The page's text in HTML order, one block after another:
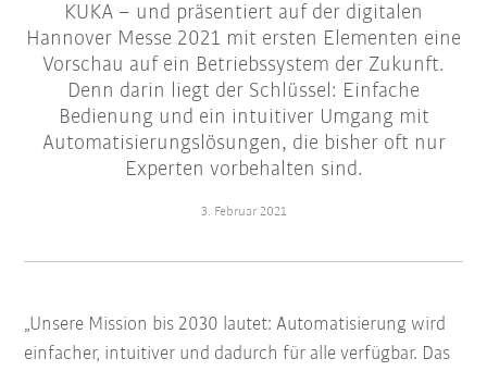
KUKA – und präsentiert auf der digitalen
Hannover Messe 2021 mit ersten Elementen eine
Vorschau auf ein Betriebssystem der Zukunft.
Denn darin liegt der Schlüssel: Einfache
Bedienung und ein intuitiver Umgang mit
Automatisierungslösungen, die bisher oft nur
Experten vorbehalten sind.
3. Februar 2021
„Unsere Mission bis 2030 lautet: Automatisierung wird
einfacher, intuitiver und dadurch für alle verfügbar. Das